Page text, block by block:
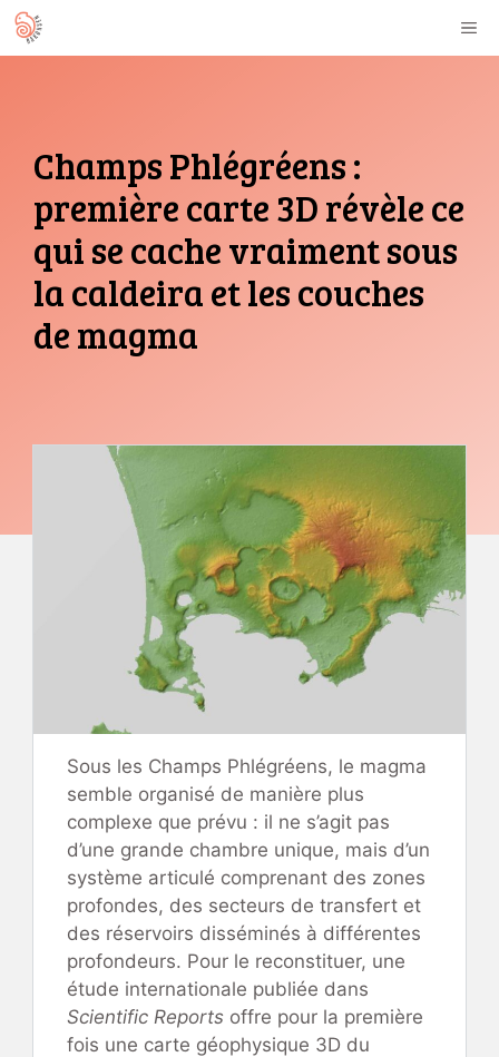
Aller
au
Champs Phlégréens :
première carte 3D révèle ce
qui se cache vraiment sous
la caldeira et les couches
de magma
Sous les Champs Phlégréens, le magma
semble organisé de manière plus
complexe que prévu : il ne s’agit pas
d’une grande chambre unique, mais d’un
système articulé comprenant des zones
profondes, des secteurs de transfert et
des réservoirs disséminés à différentes
profondeurs. Pour le reconstituer, une
étude internationale publiée dans
Scientific Reports offre pour la première
fois une carte géophysique 3D du